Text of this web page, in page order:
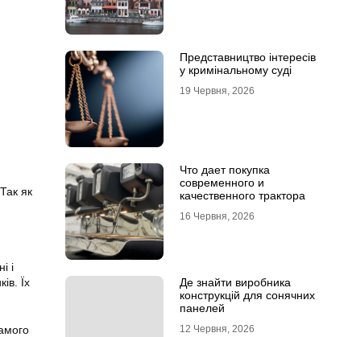
як
і
Їх
Представництво інтересів
у кримінальному суді
19 Червня, 2026
Что дает покупка
современного и
качественного трактора
16 Червня, 2026
Де знайти виробника
конструкцій для сонячних
панелей
12 Червня, 2026